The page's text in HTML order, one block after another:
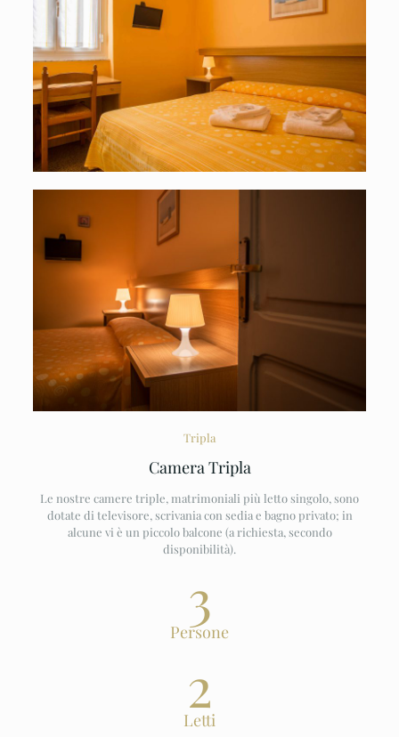
Tripla
Camera Tripla
Le nostre camere triple, matrimoniali più letto singolo, sono
dotate di televisore, scrivania con sedia e bagno privato; in
alcune vi è un piccolo balcone (a richiesta, secondo
disponibilità).
3
Persone
2
Letti